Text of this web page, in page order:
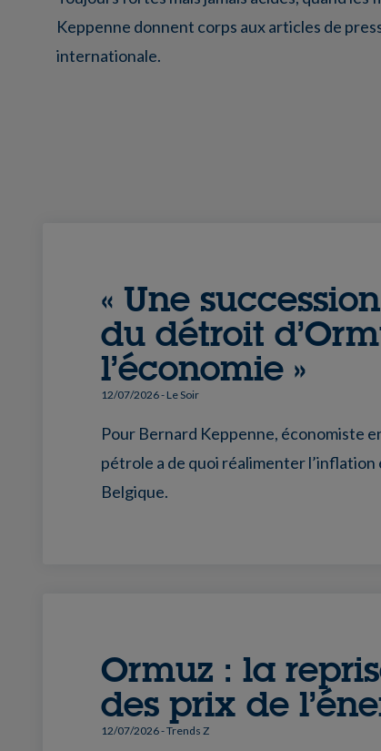
Keppenne donnent corps aux articles de
internationale.
« Une
du détroit
l’économie »
12/07/2026- Le Soir
Pour Bernard Keppenne, économiste
pétrole a de quoi réalimenter
Belgique.
Ormuz : la
des prix de
12/07/2026- Trends Z